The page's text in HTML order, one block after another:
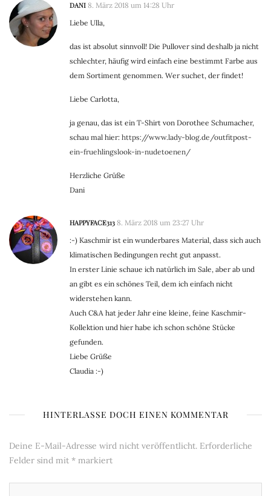
DANI 8. März 2018 um 14:28 Uhr
Liebe Ulla,
das ist absolut sinnvoll! Die Pullover sind deshalb ja nicht
schlechter, häufig wird einfach eine bestimmt Farbe aus
dem Sortiment genommen. Wer suchet, der findet!
Liebe Carlotta,
ja genau, das ist ein T-Shirt von Dorothee Schumacher,
schau mal hier: https://www.lady-blog.de/outfitpost-
ein-fruehlingslook-in-nudetoenen/
Herzliche Grüße
Dani
HAPPYFACE313 8. März 2018 um 23:27 Uhr
:-) Kaschmir ist ein wunderbares Material, dass sich auch
klimatischen Bedingungen recht gut anpasst.
In erster Linie schaue ich natürlich im Sale, aber ab und
an gibt es ein schönes Teil, dem ich einfach nicht
widerstehen kann.
Auch C&A hat jeder Jahr eine kleine, feine Kaschmir-
Kollektion und hier habe ich schon schöne Stücke
gefunden.
Liebe Grüße
Claudia :-)
HINTERLASSE DOCH EINEN KOMMENTAR
Deine E-Mail-Adresse wird nicht veröffentlicht. Erforderliche
Felder sind mit * markiert